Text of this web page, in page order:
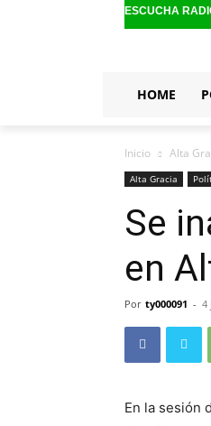
ESCUCHA
HOME
Inicio Alta
Alta Gracia
Se
en
Por ty000091 - 4
En la sesión